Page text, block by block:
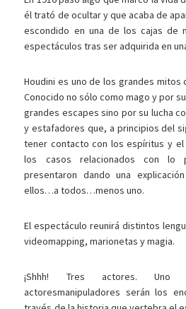
él trató de ocultar y que acaba de
escondido en una de los cajas de
espectáculos tras ser adquirida en
Houdini es uno de los grandes mitos
Conocido no sólo como mago y por
grandes escapes sino por su lucha
y estafadores que, a principios del
tener contacto con los espíritus y el
los casos relacionados con lo
presentaron dando una
ellos…a todos…menos uno.
El espectáculo reunirá distintos
videomapping, marionetas y magia.
¡Shhh! Tres actores.
actoresmanipuladores serán los